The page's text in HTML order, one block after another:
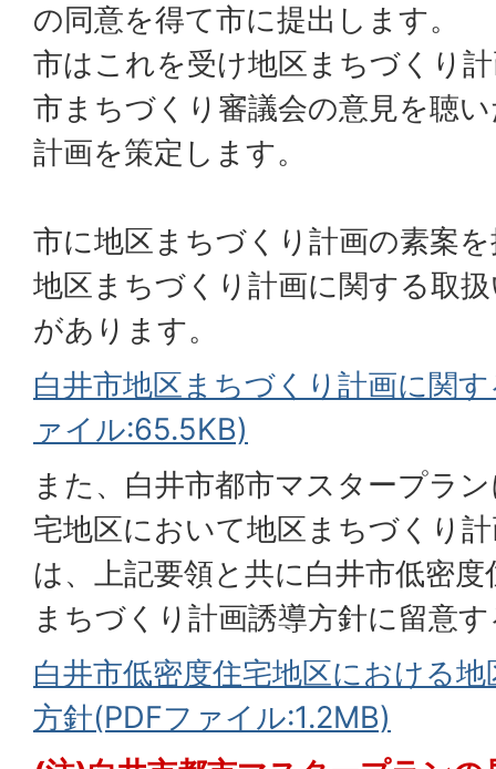
の同意を得て市に提出します。
市はこれを受け地区まちづくり
市まちづくり審議会の意見を聴
計画を策定します。
市に地区まちづくり計画の素案
地区まちづくり計画に関する取
があります。
白井市地区まちづくり計画に関
ァイル:65.5KB)
また、白井市都市マスタープラ
宅地区において地区まちづくり
は、上記要領と共に白井市低密
まちづくり計画誘導方針に留意
白井市低密度住宅地区における
方針(PDFファイル:1.2MB)